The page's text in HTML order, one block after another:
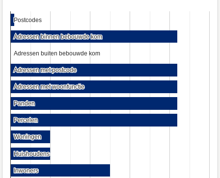
Postcodes
Postcodes
Adressen binnen bebouwde kom
Adressen binnen bebouwde kom
Adressen buiten bebouwde kom
Adressen buiten bebouwde kom
Adressen met postcode
Adressen met postcode
Adressen met woonfunctie
Adressen met woonfunctie
Panden
Panden
Percelen
Percelen
Woningen
Woningen
Huishoudens
Huishoudens
Inwoners
Inwoners